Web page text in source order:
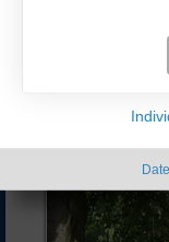
Liebe Mädels, es gibt
Männer schätzen und